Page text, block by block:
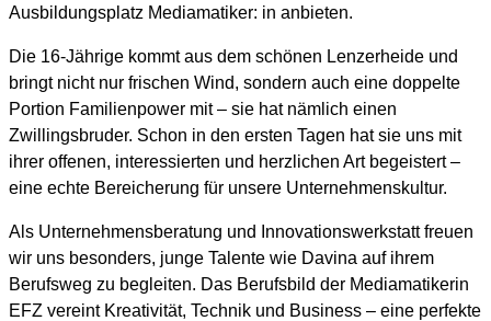
Ausbildungsplatz Mediamatiker: in anbieten.
Die 16-Jährige kommt aus dem schönen Lenzerheide und
bringt nicht nur frischen Wind, sondern auch eine doppelte
Portion Familienpower mit – sie hat nämlich einen
Zwillingsbruder. Schon in den ersten Tagen hat sie uns mit
ihrer offenen, interessierten und herzlichen Art begeistert –
eine echte Bereicherung für unsere Unternehmenskultur.
Als Unternehmensberatung und Innovationswerkstatt freuen
wir uns besonders, junge Talente wie Davina auf ihrem
Berufsweg zu begleiten. Das Berufsbild der Mediamatikerin
EFZ vereint Kreativität, Technik und Business – eine perfekte